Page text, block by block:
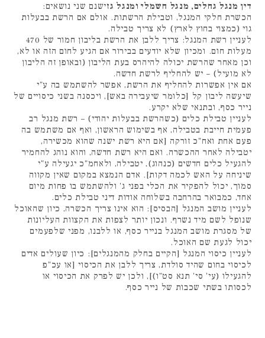
דין מנגל גחלים, מנגל חשמלי ומנגל גזישנם שני נושאים:
הכשרת חלקי המנגל, וטבילת הרשתות. אולם אם הרשת בבעלות
גוי (כמצוי בחוץ לארץ) לא צריך טבילה.
לעניין רשת המנגל: צריך ללבן את הרשת בליבון חמור של 470
מעלות חום. ומכיון שלא יודעים בבירור אם הגיע לחום הזה או לא,
וכן מאחר שהרשת יכולה להיהרס בעת הליבון (ובאופן זה הליבון
לא מועיל) – יש להחליף לרשת חדשה.
אם אין אפשרות להחליף את הרשת, אפשר להשתמש בה ע"י
שיעשה ליבון קל [כלומר שיעבירה באש], ויכסנה בשני כיסויים של
נייר כסף, ובתנאי שלא יקרע.
לעניין טבילת כלים (כשהרשת בבעלות יהודי) – רשת מנגל רב
פעמית חייבת בטבילה, אף בשימוש הראשון, ואף אם משתמש בה
פעם אחת ואח"כ זורקה [אם היא רשת ישנה שהוא מכשירה,
יטבילה לאחר ההכשרה. ואם היא רשת חדשה, והוא נוהג להחמיר
להגעיל כלים חדשים (כנהוג), יטבילה, ולאחמ"כ יגעילה ע"י
שיניחה על האש לכמה דקות]. אדם הנמצא במקום שאין מקווה
סמוך, יכול להפקיר את הכלי בפני ג' ולהשתמש בו פחות מיום
אחד, כמבואר בהרחבה בשלוחה אודות דיני טבילת כלים.
לעניין מושב המנגל [הבסיס]: הוא אינו צריך הכשרה, כיון שהאוכל
שנופל לשם מיד נשרף. ונכון יותר לצפות את הקצוות העליונות
של מסגרת מושב המנגל בנייר כסף, או ללבנו, מפני שלפעמים
יכול לגעת שם האוכל.
לעניין כיסוי המנגל [הקיים בחלק מהמנגלים]: כיון שעולים אדים
לכיסוי בחום שהיד סולדת, צריך ללבן את הכיסוי [או עכ"פ
להגעילו (עי' סי' תנא סט"ו)], ולכן יש לפרק את הכיסוי או
לכסותו בשתי שכבות של נייר כסף.